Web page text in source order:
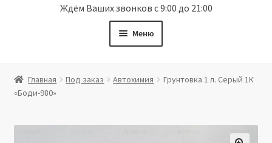
Ждём Ваших звонков с 9:00 до 21:00
Меню
Витрина
Мой аккаунт
Главная Под заказ Автохимия
Грунтовка 1 л. Серый 1К
«Боди-980»